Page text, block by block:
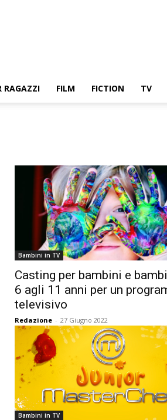
RAGAZZI FILM FICTION TV
Bambini in TV
Casting per bambini e
6 agli 11 anni per un
televisivo
Redazione - 27 Giugno 2022
Bambini in TV